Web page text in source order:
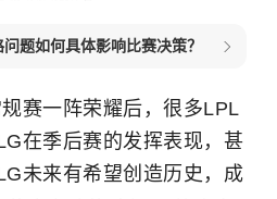
题如何具体影响比赛决策？
赛一阵荣耀后，很多LPL
在季后赛的发挥表现，甚
未来有希望创造历史，成